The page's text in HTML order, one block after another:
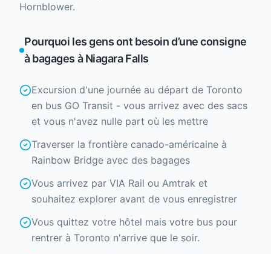
Hornblower.
Pourquoi les gens ont besoin d’une consigne
à bagages à Niagara Falls
Excursion d'une journée au départ de Toronto
en bus GO Transit - vous arrivez avec des sacs
et vous n'avez nulle part où les mettre
Traverser la frontière canado-américaine à
Rainbow Bridge avec des bagages
Vous arrivez par VIA Rail ou Amtrak et
souhaitez explorer avant de vous enregistrer
Vous quittez votre hôtel mais votre bus pour
rentrer à Toronto n'arrive que le soir.